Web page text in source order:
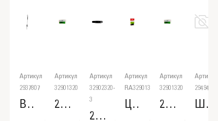
Артикул
2937807
Высоторез для многофункционального инструмента Greenworks 82TD10
Артикул
32901320
20 см (8 дюйм) цепь для 24 В высотореза
Артикул
32902320-
3
20 см (8 дюйм) шина для 720 ватт высотореза
Артикул
RA32901320
Цепь для пиления к 24 В высотореза
Артикул
32901320
20 см (8 дюйм) цепь для 24 В высотореза
Артикул
2949407
Шина для высотореза Greenworks 25 см, (2949407)